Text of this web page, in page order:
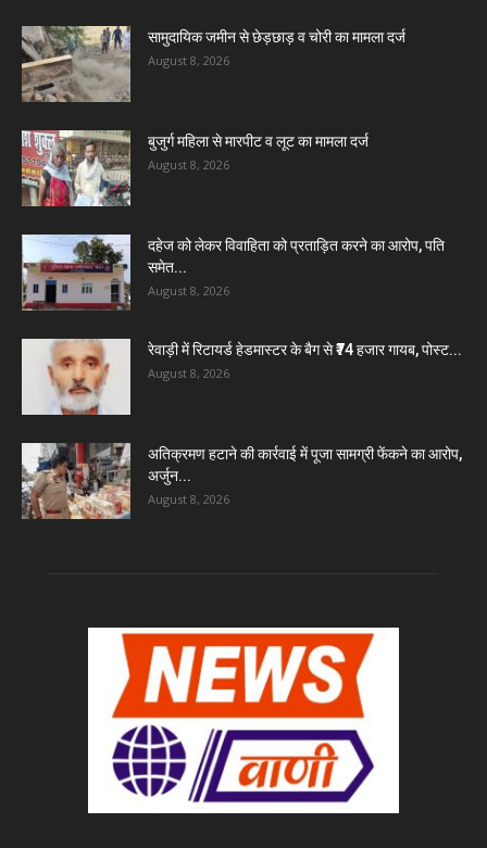
सामुदायिक जमीन से छेड़छाड़ व चोरी का मामला दर्ज
August 8, 2026
बुजुर्ग महिला से मारपीट व लूट का मामला दर्ज
August 8, 2026
दहेज को लेकर विवाहिता को प्रताड़ित करने का आरोप, पति
समेत...
August 8, 2026
रेवाड़ी में रिटायर्ड हेडमास्टर के बैग से ₹74 हजार गायब, पोस्ट...
August 8, 2026
अतिक्रमण हटाने की कार्रवाई में पूजा सामग्री फेंकने का आरोप,
अर्जुन...
August 8, 2026